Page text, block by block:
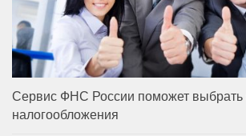
Сервис ФНС России поможет выбрать
налогообложения